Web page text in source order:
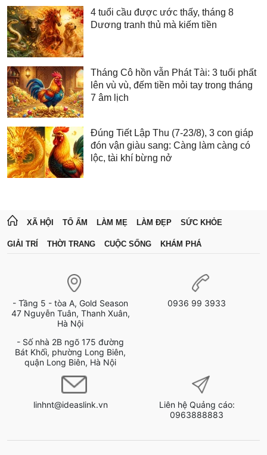
4 tuổi cầu được ước thấy, tháng 8
Dương tranh thủ mà kiếm tiền
Tháng Cô hồn vẫn Phát Tài: 3 tuổi phất
lên vù vù, đếm tiền mỏi tay trong tháng
7 âm lịch
Đúng Tiết Lập Thu (7-23/8), 3 con giáp
đón vận giàu sang: Càng làm càng có
lộc, tài khí bừng nở
XÃ HỘI TỔ ẤM LÀM MẸ LÀM ĐẸP SỨC KHỎE
GIẢI TRÍ THỜI TRANG CUỘC SỐNG KHÁM PHÁ
- Tầng 5 - tòa A, Gold Season
47 Nguyễn Tuân, Thanh Xuân,
Hà Nội
- Số nhà 2B ngõ 175 đường
Bát Khối, phường Long Biên,
quận Long Biên, Hà Nội
0936 99 3933
linhnt@ideaslink.vn
Liên hệ Quảng cáo:
0963888883